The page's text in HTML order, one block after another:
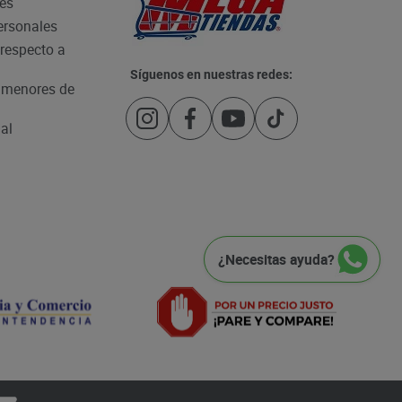
¿Necesitas ayuda?
a
de
Síguenos en nuestras redes: